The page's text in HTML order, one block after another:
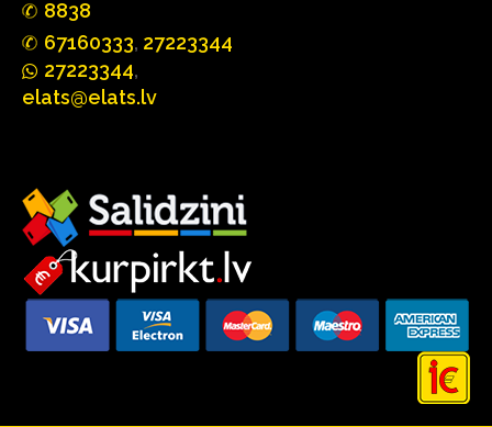
8838
67160333, 27223344
27223344,
elats@elats.lv